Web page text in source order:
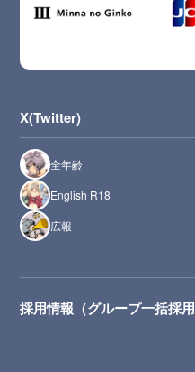
X(Twitter)
全年齢
English R18
広報
採用情報（グループ一括採用